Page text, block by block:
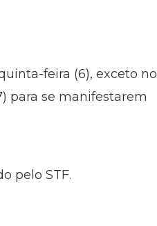
feira (6), exceto no
para se manifestarem
pelo STF.